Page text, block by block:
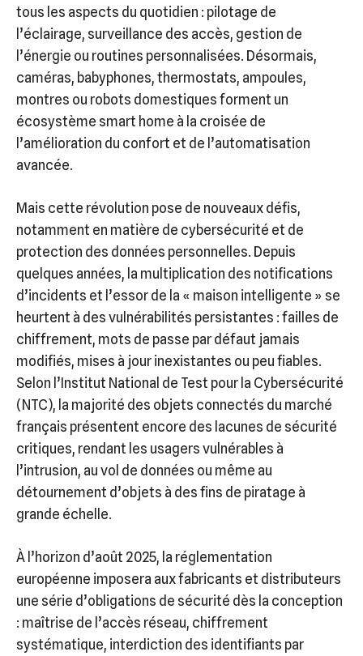
tous les aspects du quotidien : pilotage de
l’éclairage, surveillance des accès, gestion de
l’énergie ou routines personnalisées. Désormais,
caméras, babyphones, thermostats, ampoules,
montres ou robots domestiques forment un
écosystème smart home à la croisée de
l’amélioration du confort et de l’automatisation
avancée.
Mais cette révolution pose de nouveaux défis,
notamment en matière de cybersécurité et de
protection des données personnelles. Depuis
quelques années, la multiplication des notifications
d’incidents et l’essor de la « maison intelligente » se
heurtent à des vulnérabilités persistantes : failles de
chiffrement, mots de passe par défaut jamais
modifiés, mises à jour inexistantes ou peu fiables.
Selon l’Institut National de Test pour la Cybersécurité
(NTC), la majorité des objets connectés du marché
français présentent encore des lacunes de sécurité
critiques, rendant les usagers vulnérables à
l’intrusion, au vol de données ou même au
détournement d’objets à des fins de piratage à
grande échelle.
À l’horizon d’août 2025, la réglementation
européenne imposera aux fabricants et distributeurs
une série d’obligations de sécurité dès la conception
: maîtrise de l’accès réseau, chiffrement
systématique, interdiction des identifiants par